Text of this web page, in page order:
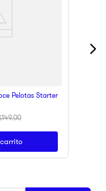
Pelotas Starter
149.00